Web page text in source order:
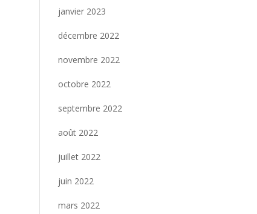
janvier 2023
décembre 2022
novembre 2022
octobre 2022
septembre 2022
août 2022
juillet 2022
juin 2022
mars 2022